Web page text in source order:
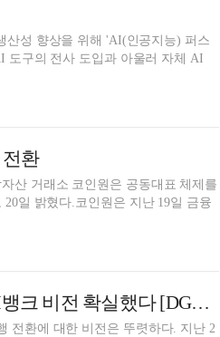
산성 향상을 위해 'AI(인공지능) 퍼스
도구의 전사 도입과 아울러 자체 AI
환
산 거래소 코인원은 공동대표 체제를
일 밝혔다.코인원은 지난 19일 금융
발표 성적 월등했던 황병우 내정자, iM뱅크 비전 확실했다 [DGB 리더 스위치]
전환에 대한 비전은 뚜렷하다. 지난 2